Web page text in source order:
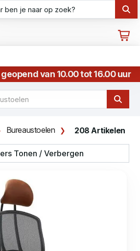
van 10.00 tot 16.00 uur
Bureaustoelen 208 Artikelen
Tonen / Verbergen